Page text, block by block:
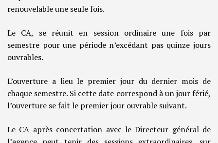
renouvelable une seule fois.
Le CA, se réunit en session ordinaire une fois par
semestre pour une période n’excédant pas quinze jours
ouvrables.
L’ouverture a lieu le premier jour du dernier mois de
chaque semestre. Si cette date correspond à un jour férié,
l’ouverture se fait le premier jour ouvrable suivant.
Le CA après concertation avec le Directeur général de